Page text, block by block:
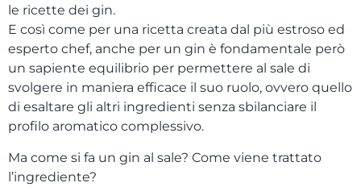
le ricette dei gin.
E così come per una ricetta creata dal più estroso ed
esperto chef, anche per un gin è fondamentale però
un sapiente equilibrio per permettere al sale di
svolgere in maniera efficace il suo ruolo, ovvero quello
di esaltare gli altri ingredienti senza sbilanciare il
profilo aromatico complessivo.
Ma come si fa un gin al sale? Come viene trattato
l’ingrediente?